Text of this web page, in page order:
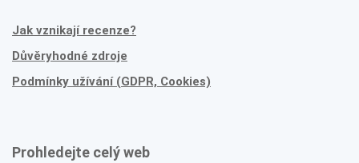
Jak vznikají recenze?
Důvěryhodné zdroje
Podmínky užívání (GDPR, Cookies)
Prohledejte celý web